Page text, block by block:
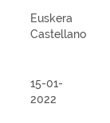
Euskera
Castellano
15-01-
2022